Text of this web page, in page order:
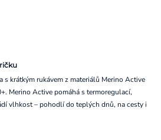
s krátkým rukávem z materiálů Merino Active
Merino Active pomáhá s termoregulací,
vlhkost – pohodlí do teplých dnů, na cesty i